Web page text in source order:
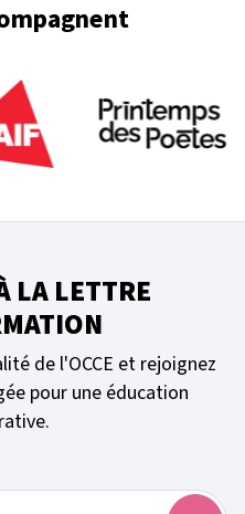
LA LETTRE
de l'OCCE et rejoignez
pour une éducation